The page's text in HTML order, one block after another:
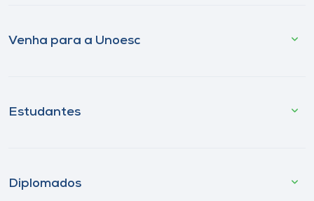
Venha para a Unoesc
Estudantes
Diplomados